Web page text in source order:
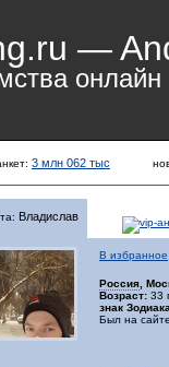
—
онлайн
3 млн 062 тыс
Владислав
В избранное
Россия ,
Возраст: 33
знак
Был на